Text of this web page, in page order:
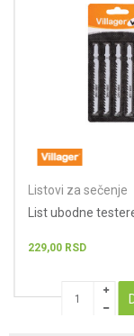
Listovi za sečenje
List ubodne
229,00 RSD